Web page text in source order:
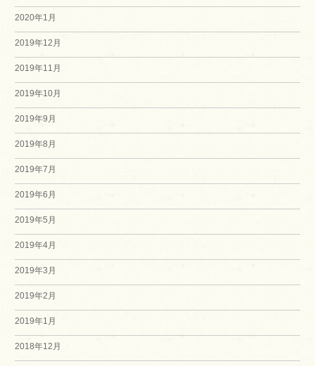
2020年1月
2019年12月
2019年11月
2019年10月
2019年9月
2019年8月
2019年7月
2019年6月
2019年5月
2019年4月
2019年3月
2019年2月
2019年1月
2018年12月